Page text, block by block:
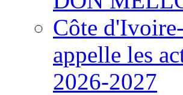
Côte
appelle les
2026-2027